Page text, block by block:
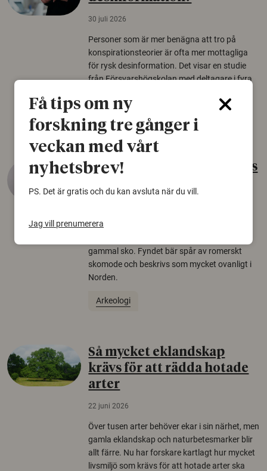
30 juli 2026
Personer som är mer benägna att tro på
konspirationsteorier är ofta mer mottagliga
för rysk desinformation. Det visar en studie
från Försvarshögskolan med deltagare i fyra
Säkerhetspolitik
Gammalt skinn var Sveriges
Det som arkeologer länge trodde var en
gammal sko. Fyndet bär spår av romerskt
skomode och beskrivs som mycket ovanligt i
Norden.
Arkeologi
Så mycket eklandskap
krävs för att rädda hotade
arter
22 juni 2026
Över tusen arter behöver ekar i sin närhet, men
gamla eklandskap och naturbetesmarker blir
allt färre. Nu har forskare kartlagt hur mycket
livsmiljö som krävs för att hotade arter ska
Få tips om ny
forskning tre gånger i
veckan med vårt
nyhetsbrev!
PS. Det är gratis och du kan avsluta när du vill.
Jag vill prenumerera